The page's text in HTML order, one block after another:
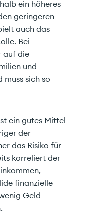
ein höheres
geringeren
auch das
Bei
auf die
und
muss sich so
ein gutes Mittel
der
das Risiko für
korreliert der
finanzielle
Geld